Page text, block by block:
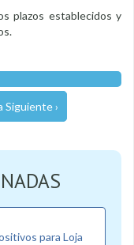
plazos establecidos y
Siguiente ›
para Loja